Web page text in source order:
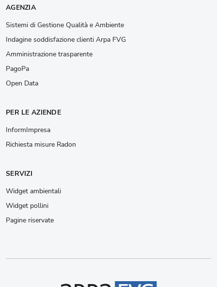
AGENZIA
Sistemi di Gestione Qualità e Ambiente
Indagine soddisfazione clienti Arpa FVG
Amministrazione trasparente
PagoPa
Open Data
PER LE AZIENDE
InformImpresa
Richiesta misure Radon
SERVIZI
Widget ambientali
Widget pollini
Pagine riservate